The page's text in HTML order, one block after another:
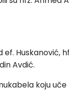
Avdić.
koju